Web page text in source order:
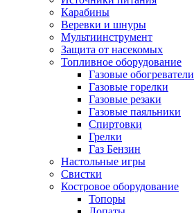
Карабины
Веревки и шнуры
Мультиинструмент
Защита от насекомых
Топливное оборудование
Газовые обогреватели
Газовые горелки
Газовые резаки
Газовые паяльники
Спиртовки
Грелки
Газ Бензин
Настольные игры
Свистки
Костровое оборудование
Топоры